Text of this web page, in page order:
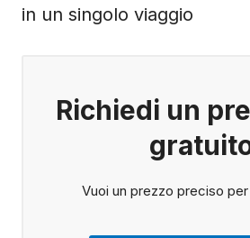
in un singolo viaggio
Richiedi un
Vuoi un prezzo preciso